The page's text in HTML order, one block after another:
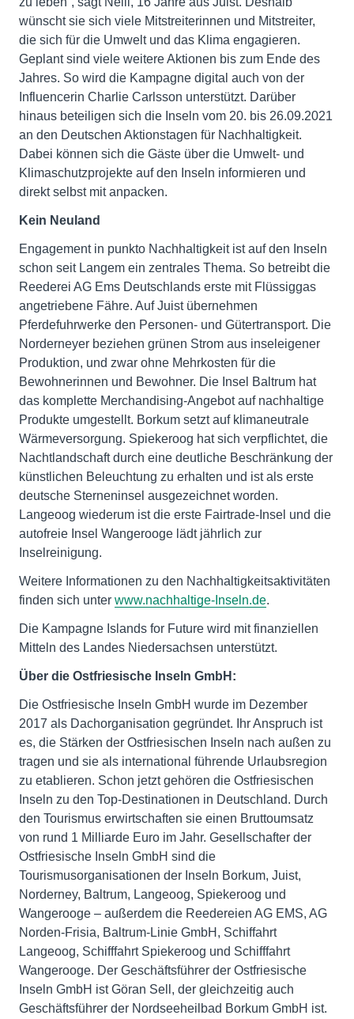
wünscht sie sich viele Mitstreiterinnen und Mitstreiter,
die sich für die Umwelt und das Klima engagieren.
Geplant sind viele weitere Aktionen bis zum Ende des
Jahres. So wird die Kampagne digital auch von der
Influencerin Charlie Carlsson unterstützt. Darüber
hinaus beteiligen sich die Inseln vom 20. bis 26.09.2021
an den Deutschen Aktionstagen für Nachhaltigkeit.
Dabei können sich die Gäste über die Umwelt- und
Klimaschutzprojekte auf den Inseln informieren und
direkt selbst mit anpacken.
Kein Neuland
Engagement in punkto Nachhaltigkeit ist auf den Inseln
schon seit Langem ein zentrales Thema. So betreibt die
Reederei AG Ems Deutschlands erste mit Flüssiggas
angetriebene Fähre. Auf Juist übernehmen
Pferdefuhrwerke den Personen- und Gütertransport. Die
Norderneyer beziehen grünen Strom aus inseleigener
Produktion, und zwar ohne Mehrkosten für die
Bewohnerinnen und Bewohner. Die Insel Baltrum hat
das komplette Merchandising-Angebot auf nachhaltige
Produkte umgestellt. Borkum setzt auf klimaneutrale
Wärmeversorgung. Spiekeroog hat sich verpflichtet, die
Nachtlandschaft durch eine deutliche Beschränkung der
künstlichen Beleuchtung zu erhalten und ist als erste
deutsche Sterneninsel ausgezeichnet worden.
Langeoog wiederum ist die erste Fairtrade-Insel und die
autofreie Insel Wangerooge lädt jährlich zur
Inselreinigung.
Weitere Informationen zu den Nachhaltigkeitsaktivitäten
finden sich unter www.nachhaltige-Inseln.de.
Die Kampagne Islands for Future wird mit finanziellen
Mitteln des Landes Niedersachsen unterstützt.
Über die Ostfriesische Inseln GmbH:
Die Ostfriesische Inseln GmbH wurde im Dezember
2017 als Dachorganisation gegründet. Ihr Anspruch ist
es, die Stärken der Ostfriesischen Inseln nach außen zu
tragen und sie als international führende Urlaubsregion
zu etablieren. Schon jetzt gehören die Ostfriesischen
Inseln zu den Top-Destinationen in Deutschland. Durch
den Tourismus erwirtschaften sie einen Bruttoumsatz
von rund 1 Milliarde Euro im Jahr. Gesellschafter der
Ostfriesische Inseln GmbH sind die
Tourismusorganisationen der Inseln Borkum, Juist,
Norderney, Baltrum, Langeoog, Spiekeroog und
Wangerooge – außerdem die Reedereien AG EMS, AG
Norden-Frisia, Baltrum-Linie GmbH, Schiffahrt
Langeoog, Schifffahrt Spiekeroog und Schifffahrt
Wangerooge. Der Geschäftsführer der Ostfriesische
Inseln GmbH ist Göran Sell, der gleichzeitig auch
Geschäftsführer der Nordseeheilbad Borkum GmbH ist.